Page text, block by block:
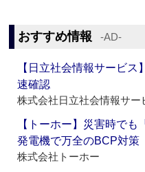
おすすめ情報 ‐AD‐
【日立社会情報サービ
速確認
株式会社日立社会情報サー
【トーホー】災害時で
発電機で万全のBCP対策
株式会社トーホー